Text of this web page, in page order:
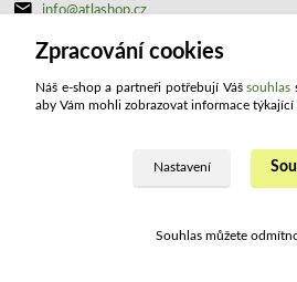
info@atlashop.cz
Upravit sběr
2023 ATLAS drogerie ®. Všechna
Zpracování cookies
Náš e-shop a partneři potřebují Vášsouhlas
aby Vám mohli zobrazovat informace týkající
Nastavení
Souhlas můžete